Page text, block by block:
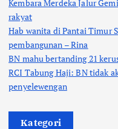
Kembara Merdeka Jalur
rakyat
Hab wanita di Pantai Timur
pembangunan – Rina
BN mahu bertanding 21
RCI Tabung Haji: BN tidak
penyelewengan
Kategori